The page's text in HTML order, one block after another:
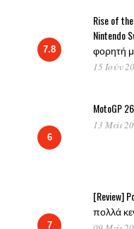
7.8
Rise of
Nintendo
φορητή
15 Ιούν
6
MotoGP
13 Μάι
7
[Review]
πολλά